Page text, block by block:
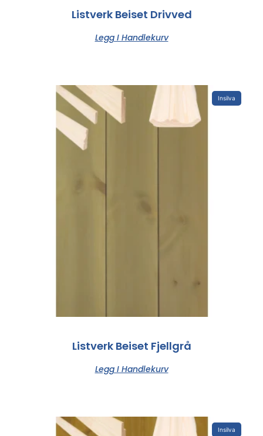
Listverk Beiset Drivved
Legg I Handlekurv
Insilva
Listverk Beiset Fjellgrå
Legg I Handlekurv
Insilva